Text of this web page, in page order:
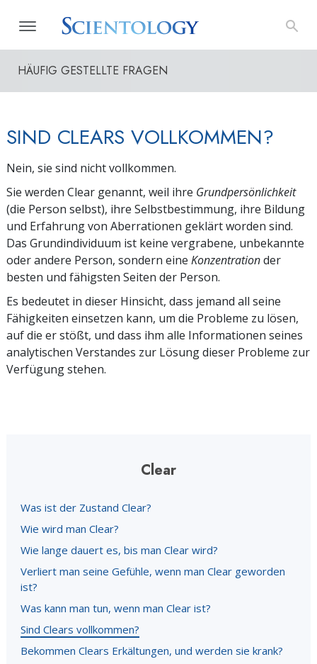
HÄUFIG GESTELLTE FRAGEN
SIND CLEARS VOLLKOMMEN?
Nein, sie sind nicht vollkommen.
Sie werden Clear genannt, weil ihre Grundpersönlichkeit
(die Person selbst), ihre Selbstbestimmung, ihre Bildung
und Erfahrung von Aberrationen geklärt worden sind.
Das Grundindividuum ist keine vergrabene, unbekannte
oder andere Person, sondern eine Konzentrationder
besten und fähigsten Seiten der Person.
Es bedeutet in dieser Hinsicht, dass jemand all seine
Fähigkeiten einsetzen kann, um die Probleme zu lösen,
auf die er stößt, und dass ihm alle Informationen seines
analytischen Verstandes zur Lösung dieser Probleme zur
Verfügung stehen.
Clear
Was ist der Zustand Clear?
Wie wird man Clear?
Wie lange dauert es, bis man Clear wird?
Verliert man seine Gefühle, wenn man Clear geworden
ist?
Was kann man tun, wenn man Clear ist?
Sind Clears vollkommen?
Bekommen Clears Erkältungen, und werden sie krank?